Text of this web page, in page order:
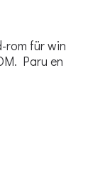
rom für win
Paru en